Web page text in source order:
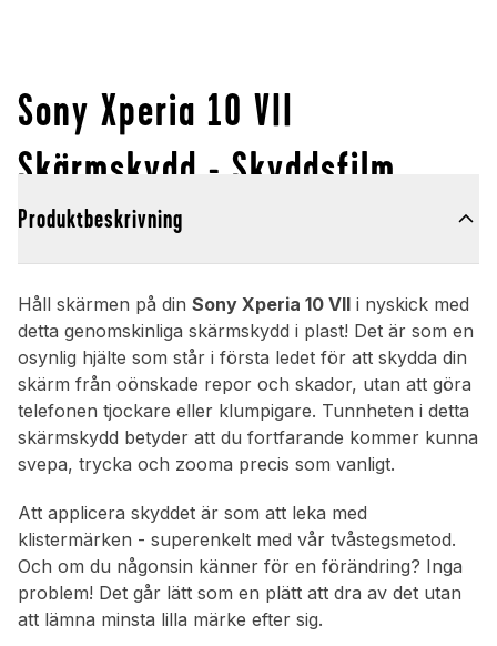
Sony Xperia 10 VII
Skärmskydd - Skyddsfilm
Produktbeskrivning
Håll skärmen på din Sony Xperia 10 VII i nyskick med
detta genomskinliga skärmskydd i plast! Det är som en
osynlig hjälte som står i första ledet för att skydda din
skärm från oönskade repor och skador, utan att göra
telefonen tjockare eller klumpigare. Tunnheten i detta
skärmskydd betyder att du fortfarande kommer kunna
svepa, trycka och zooma precis som vanligt.
Att applicera skyddet är som att leka med
klistermärken - superenkelt med vår tvåstegsmetod.
Och om du någonsin känner för en förändring? Inga
problem! Det går lätt som en plätt att dra av det utan
att lämna minsta lilla märke efter sig.